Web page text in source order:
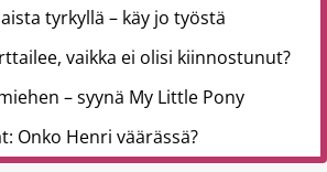
tyrkyllä – käy jo työstä
vaikka ei olisi kiinnostunut?
– syynä My Little Pony
Onko Henri väärässä?